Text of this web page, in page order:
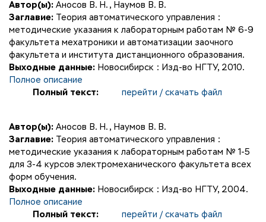
Автор(ы): Аносов В. Н. , Наумов В. В.
Заглавие: Теория автоматического управления :
методические указания к лабораторным работам № 6-9
факультета мехатроники и автоматизации заочного
факультета и института дистанционного образования.
Выходные данные: Новосибирск : Изд-во НГТУ, 2010.
Полное описание
Полный текст:
перейти / скачать файл
Автор(ы): Аносов В. Н. , Наумов В. В.
Заглавие: Теория автоматического управления :
методические указания к лабораторным работам № 1-5
для 3-4 курсов электромеханического факультета всех
форм обучения.
Выходные данные: Новосибирск : Изд-во НГТУ, 2004.
Полное описание
Полный текст:
перейти / скачать файл